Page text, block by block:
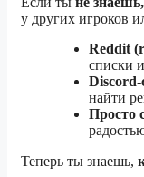
у других игроков
Reddit
списки
найти
Просто
Теперь ты знаешь,